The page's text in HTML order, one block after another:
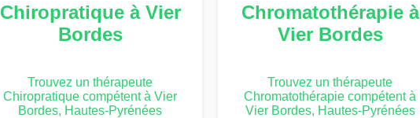
Chiropratique à Vier
Bordes
Trouvez un thérapeute
Chiropratique compétent à Vier
Bordes, Hautes-Pyrénées
Chromatothérapie à
Vier Bordes
Trouvez un thérapeute
Chromatothérapie compétent à
Vier Bordes, Hautes-Pyrénées